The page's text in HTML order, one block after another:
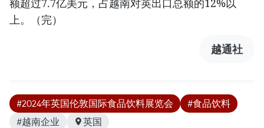
上。（完）
越通社
#2024年英国伦敦国际食品饮料展览会
#食品饮料
#越南企业
英国